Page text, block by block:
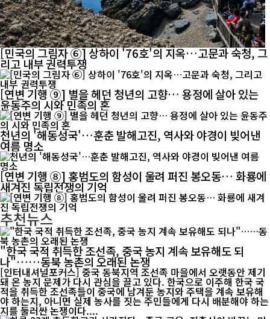
[민국의 그림자 ⑥] 상하이 '76호'의 지옥…고문과 숙청, 그
리고 내부 권력투쟁
[연변 기행 ⑨] 별을 헤던 청년의 고향… 용정에 살아 있는
윤동주의 시와 민족의 혼
천년의 '해동성국'…훈춘 발해고진, 역사와 야경이 빚어낸
여름 명소
[연변 기행 ⑧] 홍범도의 함성이 울려 퍼진 봉오동… 화룡에
새겨진 독립전쟁의 기억
추천뉴스
"한국 국적 취득한 조선족, 중국 농지 계속 보유해도 되
나"……동북 농촌의 오래된 논쟁
[인터내셔널포커스] 중국 동북지역 조선족 마을에서 오랫동안 제기
돼 온 농지 문제가 다시 관심을 끌고 있다. 한국으로 이주해 한국 국
적을 취득한 조선족들이 중국에 남겨둔 농지와 주택을 계속 보유해
야 하는지, 아니면 실제 농사를 짓는 주민들에게 다시 배분해야 하는
지를 둘러싼 논쟁이다....